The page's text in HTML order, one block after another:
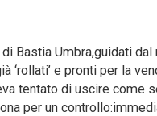
Bastia Umbra,guidati
e pronti per la
tentato di uscire come
per un